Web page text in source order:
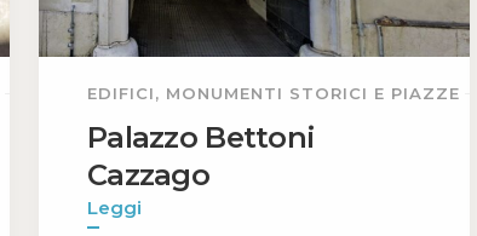
EDIFICI, MONUMENTI STORICI E PIAZZE
Palazzo Bettoni
Cazzago
Leggi